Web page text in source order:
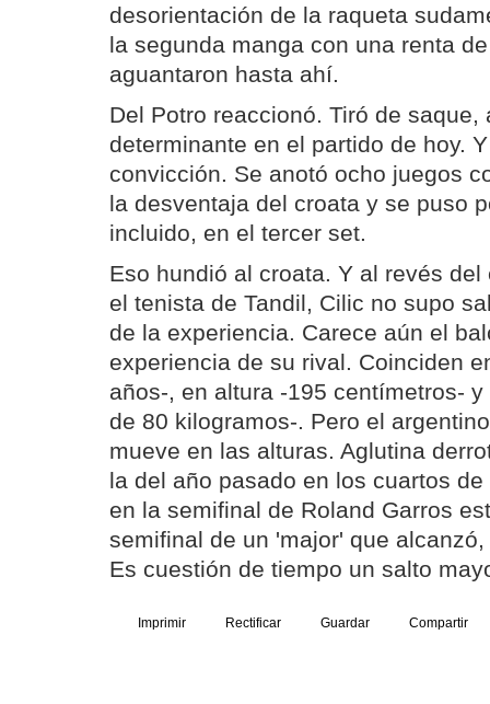
desorientación de la raqueta
la segunda manga con una renta
aguantaron hasta ahí.
Del Potro reaccionó. Tiró de
determinante en el partido de hoy.
convicción. Se anotó ocho juegos
la desventaja del croata y se puso
incluido, en el tercer set.
Eso hundió al croata. Y al revés
el tenista de Tandil, Cilic no supo
de la experiencia. Carece aún el
experiencia de su rival. Coinciden
años-, en altura -195 centímetros-
de 80 kilogramos-. Pero el
mueve en las alturas. Aglutina
la del año pasado en los cuartos
en la semifinal de Roland Garros
semifinal de un 'major' que
Es cuestión de tiempo un salto
Imprimir Rectificar Guardar Compartir